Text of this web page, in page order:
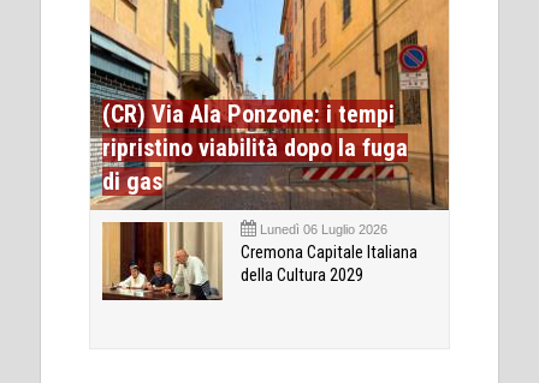
(CR) Via Ala Ponzone: i tempi
ripristino viabilità dopo la fuga
di gas
Lunedì 06 Luglio 2026
Cremona Capitale Italiana
della Cultura 2029